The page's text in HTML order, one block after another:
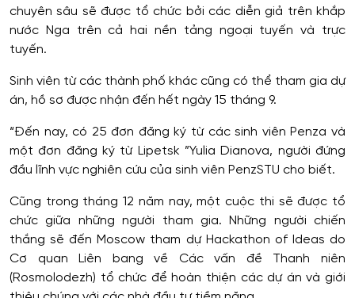
chuyên sâu sẽ được tổ chức bởi các diễn giả trên khắp
nước Nga trên cả hai nền tảng ngoại tuyến và trực
tuyến.
Sinh viên từ các thành phố khác cũng có thể tham gia dự
án, hồ sơ được nhận đến hết ngày 15 tháng 9.
“Đến nay, có 25 đơn đăng ký từ các sinh viên Penza và
một đơn đăng ký từ Lipetsk ”Yulia Dianova, người đứng
đầu lĩnh vực nghiên cứu của sinh viên PenzSTU cho biết.
Cũng trong tháng 12 năm nay, một cuộc thi sẽ được tổ
chức giữa những người tham gia. Những người chiến
thắng sẽ đến Moscow tham dự Hackathon of Ideas do
Cơ quan Liên bang về Các vấn đề Thanh niên
(Rosmolodezh) tổ chức để hoàn thiện các dự án và giới